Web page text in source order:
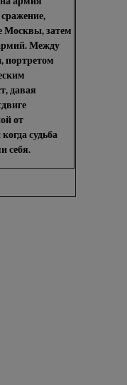
Москвы, затем
Между
портретом
давая
от
судьба
себя.